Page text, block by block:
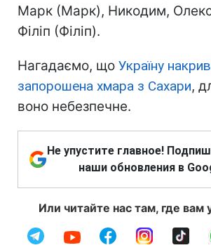
Марк (Марк), Никодим,
Філіп (Філіп).
Нагадаємо, що Україну
запорошена хмара з Сахари,
воно небезпечне.
Не упустите главное!
наши обновления в
Или читайте нас там, где вам